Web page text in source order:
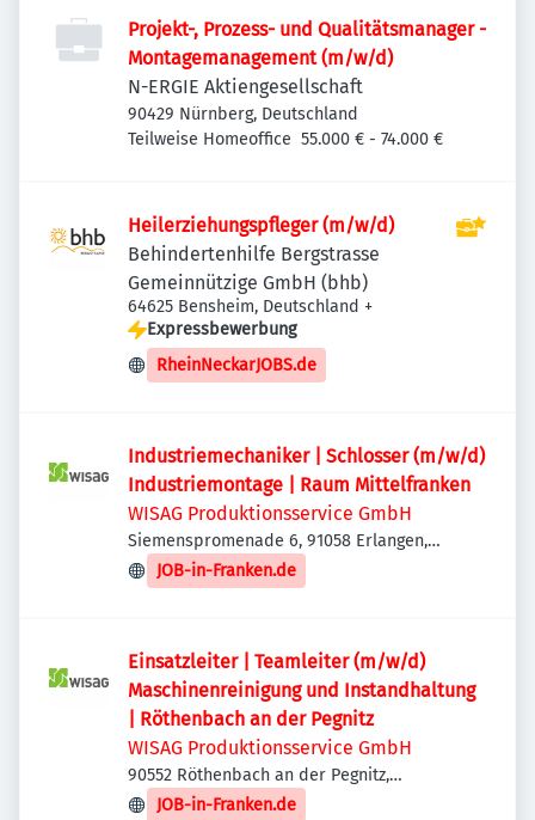
Projekt-, Prozess- und Qualitätsmanager -
Montagemanagement (m/w/d)
N-ERGIE Aktiengesellschaft
90429 Nürnberg, Deutschland
Teilweise Homeoffice 55.000 € - 74.000 €
Heilerziehungspfleger (m/w/d)
Behindertenhilfe Bergstrasse
Gemeinnützige GmbH (bhb)
64625 Bensheim, Deutschland +
Expressbewerbung
RheinNeckarJOBS.de
Industriemechaniker | Schlosser (m/w/d)
Industriemontage | Raum Mittelfranken
WISAG Produktionsservice GmbH
Siemenspromenade 6, 91058 Erlangen,
Deutschland
JOB-in-Franken.de
Einsatzleiter | Teamleiter (m/w/d)
Maschinenreinigung und Instandhaltung
| Röthenbach an der Pegnitz
WISAG Produktionsservice GmbH
90552 Röthenbach an der Pegnitz,
Deutschland
JOB-in-Franken.de